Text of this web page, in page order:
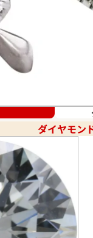
ダイヤモン